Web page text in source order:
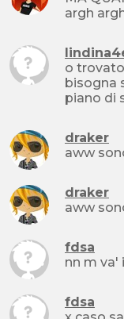
argh
o
bisogna
piano di
draker
aww
draker
aww
fdsa
nn m va'
fdsa